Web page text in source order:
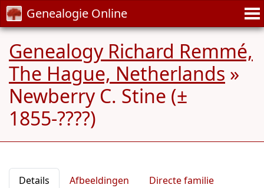
Genealogie Online
Genealogy Richard Remmé,
The Hague, Netherlands »
Newberry C. Stine (±
1855-????)
Details Afbeeldingen
Directe familie